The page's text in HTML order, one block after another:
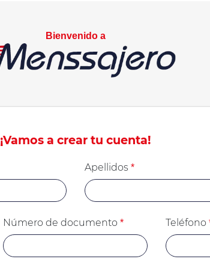
Bienvenido a
¡Vamos a crear tu cuenta!
Apellidos *
Número de documento* Teléfono